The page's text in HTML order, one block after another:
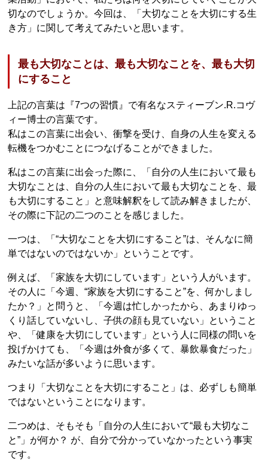
切なのでしょうか。今回は、「大切なことを大切にする生
き方」に関して考えてみたいと思います。
最も大切なことは、最も大切なことを、最も大切
にすること
上記の言葉は『7つの習慣』で有名なスティーブン.R.コヴ
ィー博士の言葉です。
私はこの言葉に出会い、衝撃を受け、自身の人生を変える
転機をつかむことにつなげることができました。
私はこの言葉に出会った際に、「自分の人生において最も
大切なことは、自分の人生において最も大切なことを、最
も大切にすること」と意味解釈をして読み解きましたが、
その際に下記の二つのことを感じました。
一つは、「“大切なことを大切にすること”は、そんなに簡
単ではないのではないか」ということです。
例えば、「家族を大切にしています」という人がいます。
その人に「今週、“家族を大切にすること”を、何かしまし
たか？」と問うと、「今週は忙しかったから、あまりゆっ
くり話していないし、子供の顔も見ていない」ということ
や、「健康を大切にしています」という人に同様の問いを
投げかけても、「今週は外食が多くて、暴飲暴食だった」
みたいな話が多いように思います。
つまり「大切なことを大切にすること」は、必ずしも簡単
ではないということになります。
二つめは、そもそも「自分の人生において“最も大切なこ
と”」が何か？ が、自分で分かっていなかったという事実
です。